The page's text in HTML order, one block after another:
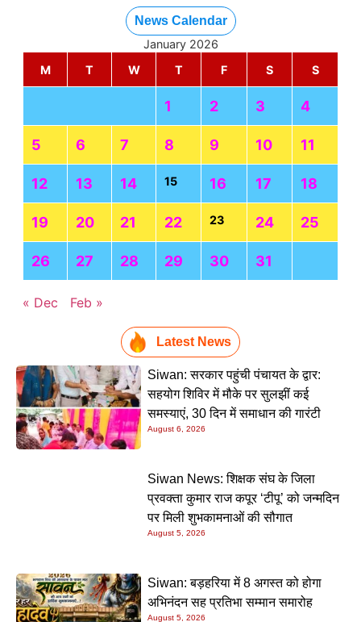
News Calendar
January 2026
M
T W T F S S
1 2 3 4
5 6 7 8 9 10 11
12 13 14 15 16 17 18
19 20 21 22 23 24 25
26 27 28 29 30 31
« Dec Feb »
Latest News
Siwan: सरकार पहुंची पंचायत के द्वार:
सहयोग शिविर में मौके पर सुलझीं कई
समस्याएं, 30 दिन में समाधान की गारंटी
August 6, 2026
Siwan News: शिक्षक संघ के जिला
प्रवक्ता कुमार राज कपूर ‘टीपू’ को जन्मदिन
पर मिली शुभकामनाओं की सौगात
August 5, 2026
Siwan: बड़हरिया में 8 अगस्त को होगा
अभिनंदन सह प्रतिभा सम्मान समारोह
August 5, 2026